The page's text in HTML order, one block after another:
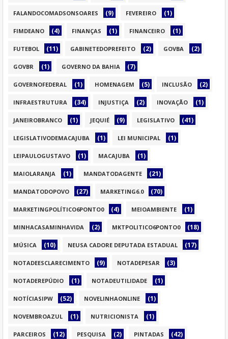
FALANDOCOMADSONSOARES (9) FEVEREIRO (1)
FIMDEANO (4) FINANÇAS (1) FINANCEIRO (1)
FUTEBOL (11) GABINETEDOPREFEITO (2) GOVBA (2)
GOVBR (1) GOVERNO DA BAHIA (7)
GOVERNOFEDERAL (1) HOMENAGEM (5) INCLUSÃO (2)
INFRAESTRUTURA (34) INJUSTIÇA (2) INOVAÇÃO (1)
JANEIROBRANCO (1) JEQUIÉ (9) LEGISLATIVO (41)
LEGISLATIVODEMACAJUBA (1) LEI MUNICIPAL (1)
LEIPAULOGUSTAVO (1) MACAJUBA (1)
MAIOLARANJA (1) MANDATODAGENTE (21)
MANDATODOPOVO (27) MARKETING6.0 (70)
MARKETINGPOLÍTICO6PONTO0 (4) MEIOAMBIENTE (1)
MINHACASAMINHAVIDA (2) MKTPOLITICO6PONTO0 (18)
MÚSICA (10) NEUSA CADORE DEPUTADA ESTADUAL (17)
NOTADEESCLARECIMENTO (9) NOTADEPESAR (3)
NOTADEREPÚDIO (1) NOTADEUTILIDADE (1)
NOTÍCIASIPW (52) NOVELINHAONLINE (1)
NOVEMBROAZUL (1) NUTRICIONISTA (1)
PARCEIROS (12) PESQUISA (2) PINTADAS (42)